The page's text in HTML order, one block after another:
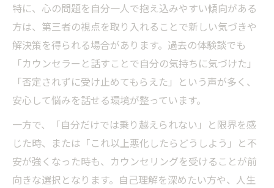
ポイント
知恵袋で話題のカウンセリング受けるべき
かの基準
心の限界サインからカウンセリング受ける
決意まで
カウンセリング三大原則で守られる安心の
理由
特に、心の問題を自分一人で抱え込みやすい傾向がある
方は、第三者の視点を取り入れることで新しい気づきや
解決策を得られる場合があります。過去の体験談でも
「カウンセラーと話すことで自分の気持ちに気づけた」
「否定されずに受け止めてもらえた」という声が多く、
安心して悩みを話せる環境が整っています。
一方で、「自分だけでは乗り越えられない」と限界を感
じた時、または「これ以上悪化したらどうしよう」と不
安が強くなった時も、カウンセリングを受けることが前
向きな選択となります。自己理解を深めたい方や、人生